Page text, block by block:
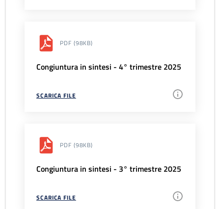
PDF (98KB)
Congiuntura in sintesi - 4° trimestre 2025
SCARICA FILE
PDF (98KB)
Congiuntura in sintesi - 3° trimestre 2025
SCARICA FILE